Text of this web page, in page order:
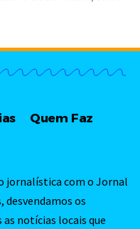
Quem Faz
jornalística com o Jornal
desvendamos os
notícias locais que